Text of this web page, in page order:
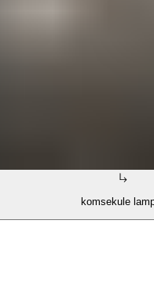
komsekule